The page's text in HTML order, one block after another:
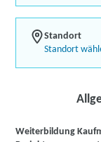
Standort
Standort
Weiterbildung